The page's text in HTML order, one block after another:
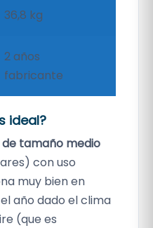
36,8 kg
2 años
fabricante
ideal?
tamaño medio
con uso
muy bien en
año dado el clima
(que es